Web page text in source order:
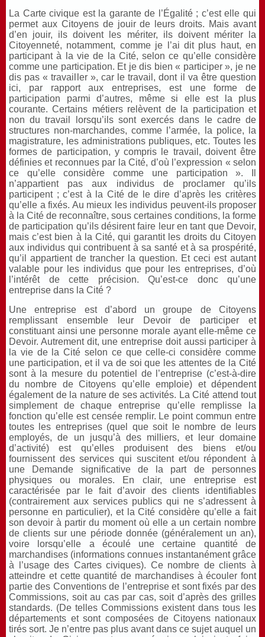
La Carte civique est la garante de l’Égalité ; c’est elle qui
permet aux Citoyens de jouir de leurs droits. Mais avant
d’en jouir, ils doivent les mériter, ils doivent mériter la
Citoyenneté, notamment, comme je l’ai dit plus haut, en
participant à la vie de la Cité, selon ce qu’elle considère
comme une participation. Et je dis bien « participer », je ne
dis pas « travailler », car le travail, dont il va être question
ici, par rapport aux entreprises, est une forme de
participation parmi d’autres, même si elle est la plus
courante. Certains métiers relèvent de la participation et
non du travail lorsqu’ils sont exercés dans le cadre de
structures non-marchandes, comme l’armée, la police, la
magistrature, les administrations publiques, etc. Toutes les
formes de participation, y compris le travail, doivent être
définies et reconnues par la Cité, d’où l’expression « selon
ce qu’elle considère comme une participation ». Il
n’appartient pas aux individus de proclamer qu’ils
participent ; c’est à la Cité de le dire d’après les critères
qu’elle a fixés. Au mieux les individus peuvent-ils proposer
à la Cité de reconnaître, sous certaines conditions, la forme
de participation qu’ils désirent faire leur en tant que Devoir,
mais c’est bien à la Cité, qui garantit les droits du Citoyen
aux individus qui contribuent à sa santé et à sa prospérité,
qu’il appartient de trancher la question. Et ceci est autant
valable pour les individus que pour les entreprises, d’où
l’intérêt de cette précision. Qu’est-ce donc qu’une
entreprise dans la Cité ?
Une entreprise est d’abord un groupe de Citoyens
remplissant ensemble leur Devoir de participer et
constituant ainsi une personne morale ayant elle-même ce
Devoir. Autrement dit, une entreprise doit aussi participer à
la vie de la Cité selon ce que celle-ci considère comme
une participation, et il va de soi que les attentes de la Cité
sont à la mesure du potentiel de l’entreprise (c’est-à-dire
du nombre de Citoyens qu’elle emploie) et dépendent
également de la nature de ses activités. La Cité attend tout
simplement de chaque entreprise qu’elle remplisse la
fonction qu’elle est censée remplir. Le point commun entre
toutes les entreprises (quel que soit le nombre de leurs
employés, de un jusqu’à des milliers, et leur domaine
d’activité) est qu’elles produisent des biens et/ou
fournissent des services qui suscitent et/ou répondent à
une Demande significative de la part de personnes
physiques ou morales. En clair, une entreprise est
caractérisée par le fait d’avoir des clients identifiables
(contrairement aux services publics qui ne s’adressent à
personne en particulier), et la Cité considère qu’elle a fait
son devoir à partir du moment où elle a un certain nombre
de clients sur une période donnée (généralement un an),
voire lorsqu’elle a écoulé une certaine quantité de
marchandises (informations connues instantanément grâce
à l’usage des Cartes civiques). Ce nombre de clients à
atteindre et cette quantité de marchandises à écouler font
partie des Conventions de l’entreprise et sont fixés par des
Commissions, soit au cas par cas, soit d’après des grilles
standards. (De telles Commissions existent dans tous les
départements et sont composées de Citoyens nationaux
tirés sort. Je n’entre pas plus avant dans ce sujet auquel un